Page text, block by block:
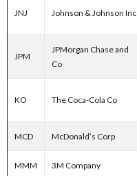
JNJ Johnson & Johnson Inc
JPM
JPMorgan Chase and
Co
KO The Coca-Cola Co
MCD McDonald’s Corp
MMM 3M Company